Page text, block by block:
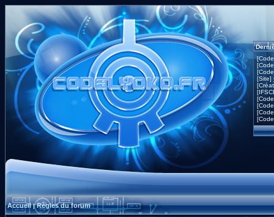
[Site]
Accueil|Règles du forum